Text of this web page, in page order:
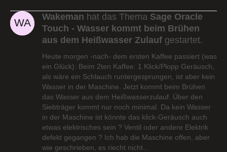
Wakeman hat das Thema Sage Oracle
Touch - Wasser kommt beim Brühen
aus dem Heißwasser Zulauf gestartet.
Heute morgen -nach- dem ersten Kaffee passiert (was
ein Glück): Beim 2ten Kaffee: 1 Klick/Plopp Geräusch,
als wäre ein Schlauch runtergesprungen, ist aber kein
Wasser in der Maschine. Jetzt kommt beim Brühen
das Wasser aus dem Heißwasserzulauf. Über den
Siebträger kommt nur noch minimal. Da kein Wasser
in der Maschine ist könnte das klick-Geräusch auch
etwas elektrisches sein ? Ventil oder andere Elektrik
defekt gegangen ? Ich hab die Maschine offen, aber
wie geschrieben, es riecht nicht…